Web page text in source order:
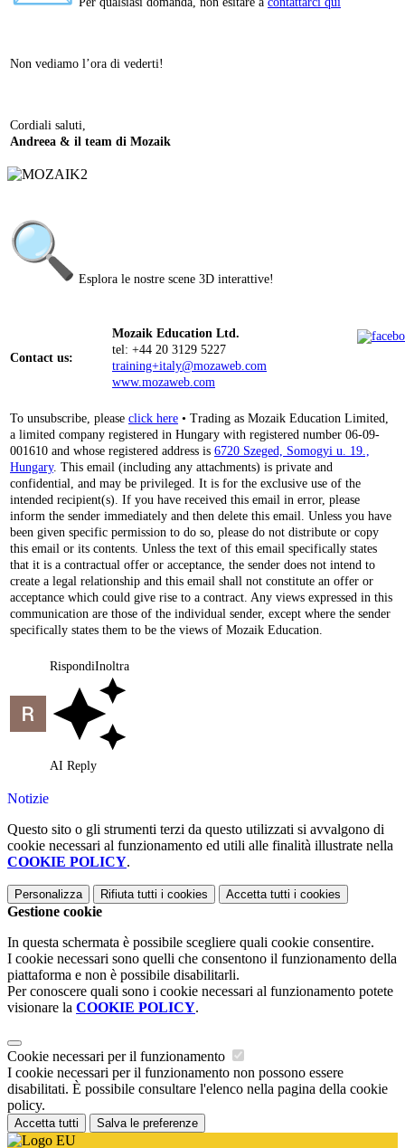
Non vediamo l’ora di vederti!
Cordiali saluti,
Andreea & il team di Mozaik
Esplora le nostre scene 3D interattive!
Contact us:
Mozaik Education Ltd.
tel: +44 20 3129 5227
training+italy@mozaweb.com
www.mozaweb.com
To unsubscribe, please click here • Trading as Mozaik Education Limited,
a limited company registered in Hungary with registered number 06-09-
001610 and whose registered address is 6720 Szeged, Somogyi u. 19.,
Hungary. This email (including any attachments) is private and
confidential, and may be privileged. It is for the exclusive use of the
intended recipient(s). If you have received this email in error, please
inform the sender immediately and then delete this email. Unless you have
been given specific permission to do so, please do not distribute or copy
this email or its contents. Unless the text of this email specifically states
that it is a contractual offer or acceptance, the sender does not intend to
create a legal relationship and this email shall not constitute an offer or
acceptance which could give rise to a contract. Any views expressed in this
communication are those of the individual sender, except where the sender
specifically states them to be the views of Mozaik Education.
RispondiInoltra
AI Reply
Notizie
Questo sito o gli strumenti terzi da questo utilizzati si avvalgono di
cookie necessari al funzionamento ed utili alle finalità illustrate nella
COOKIE POLICY.
Personalizza Rifiuta tutti i cookies Accetta tutti i cookies
Gestione cookie
In questa schermata è possibile scegliere quali cookie consentire.
I cookie necessari sono quelli che consentono il funzionamento della
piattaforma e non è possibile disabilitarli.
Per conoscere quali sono i cookie necessari al funzionamento potete
visionare la COOKIE POLICY.
Cookie necessari per il funzionamento
I cookie necessari per il funzionamento non possono essere
disabilitati. È possibile consultare l'elenco nella pagina della cookie
policy.
Accetta tutti Salva le preferenze